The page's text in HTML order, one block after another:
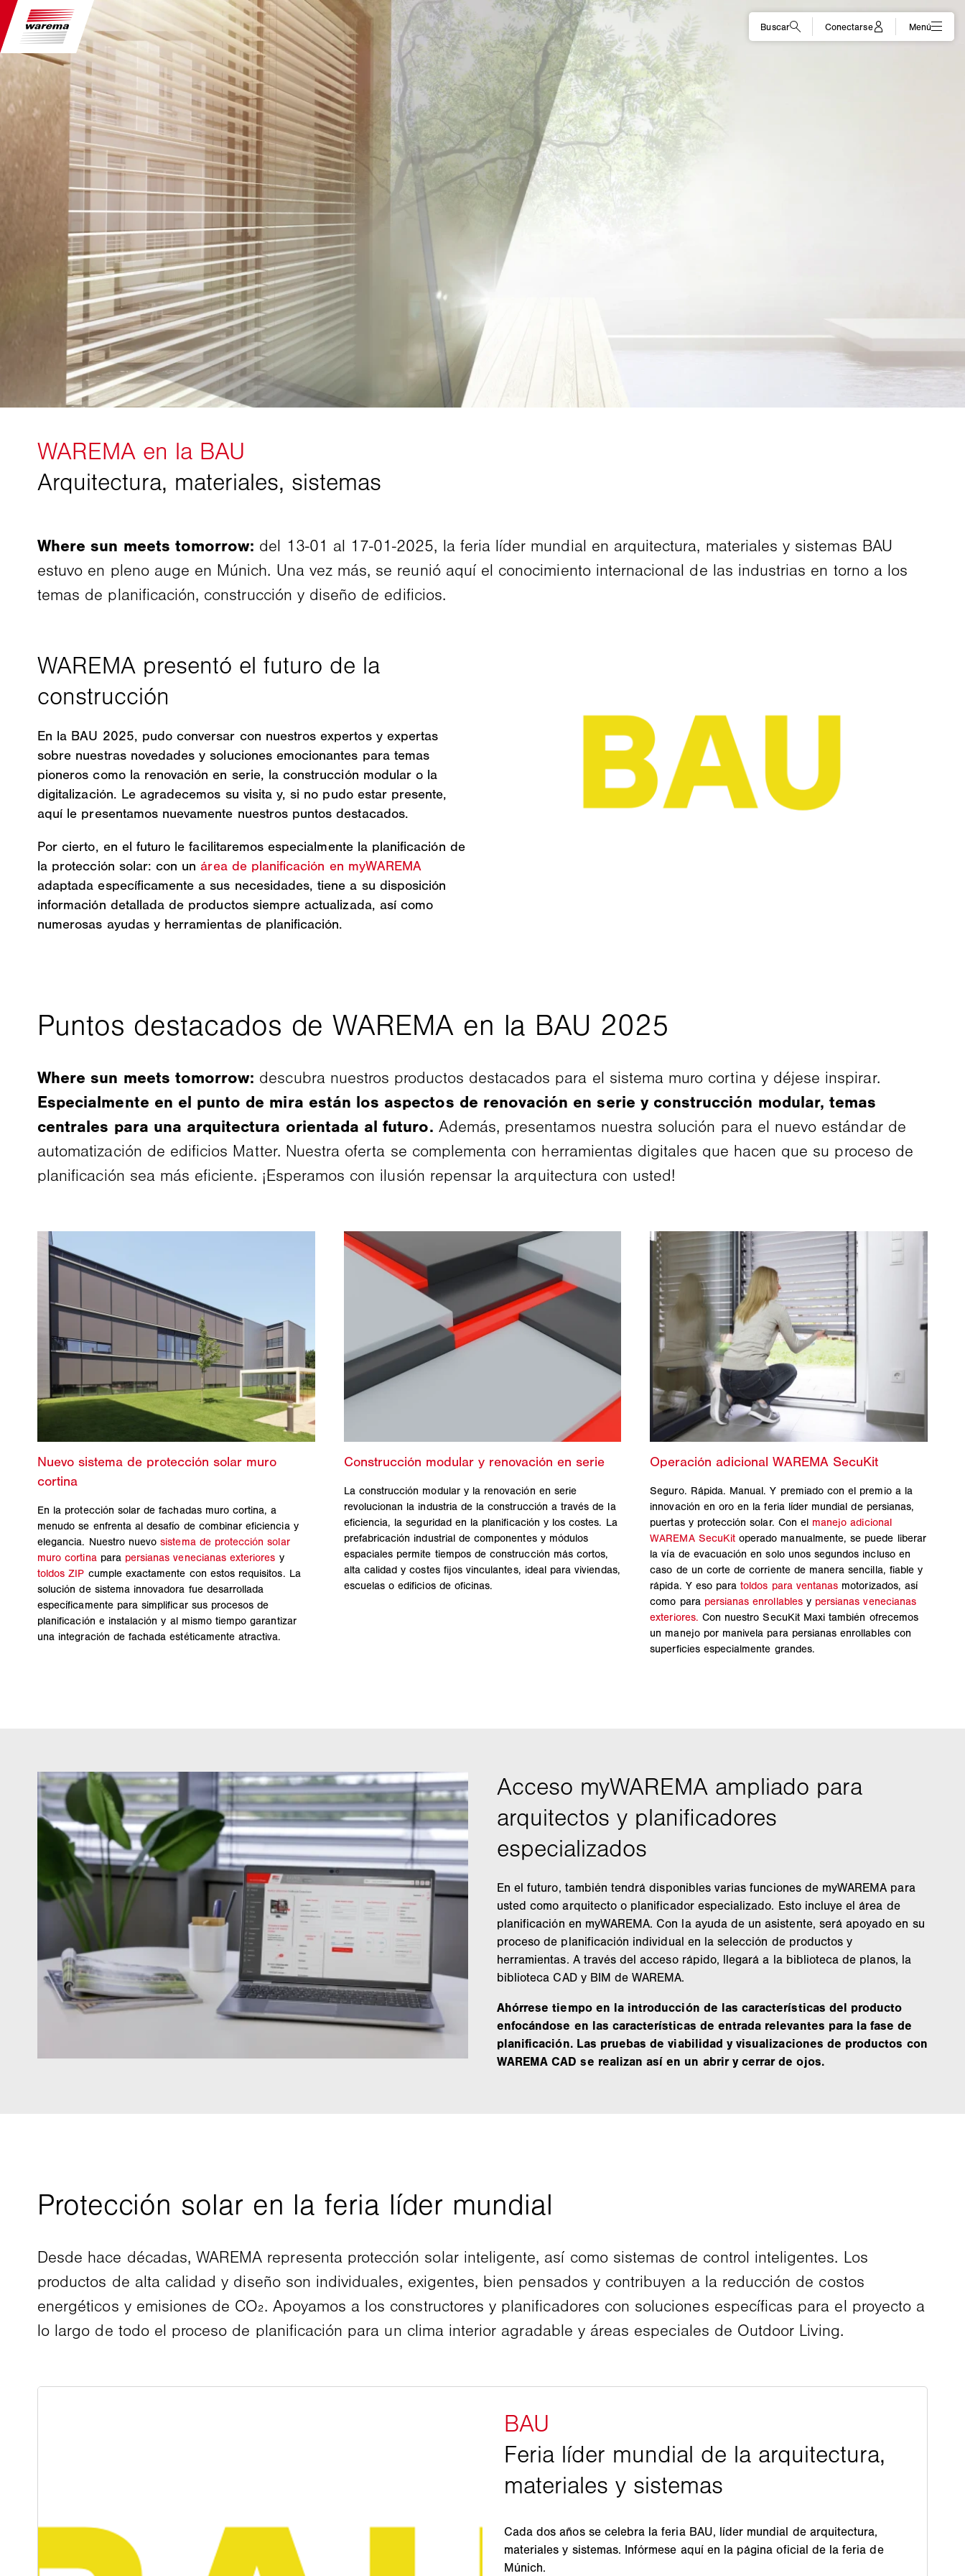
Where sun meets tomorrow: del 13-01 al 17-01-2025, la feria líder mundial en arquitectura, materiales y sistemas BAU
estuvo en pleno auge en Múnich. Una vez más, se reunió aquí el conocimiento internacional de las industrias en torno a los
temas de planificación, construcción y diseño de edificios.
En la BAU 2025, pudo conversar con nuestros expertos y expertas
sobre nuestras novedades y soluciones emocionantes para temas
pioneros como la renovación en serie, la construcción modular o la
digitalización. Le agradecemos su visita y, si no pudo estar presente,
aquí le presentamos nuevamente nuestros puntos destacados.
Por cierto, en el futuro le facilitaremos especialmente la planificación de
la protección solar: con unárea de planificación en myWAREMA
adaptada específicamente a sus necesidades, tiene a su disposición
información detallada de productos siempre actualizada, así como
numerosas ayudas y herramientas de planificación.
Where sun meets tomorrow: descubra nuestros productos destacados para el sistema muro cortina y déjese inspirar.
Especialmente en el punto de mira están los aspectos de renovación en serie y construcción modular, temas
centrales para una arquitectura orientada al futuro. Además, presentamos nuestra solución para el nuevo estándar de
automatización de edificios Matter. Nuestra oferta se complementa con herramientas digitales que hacen que su proceso de
planificación sea más eficiente. ¡Esperamos con ilusión repensar la arquitectura con usted!
En la protección solar de fachadas muro cortina, a
menudo se enfrenta al desafío de combinar eficiencia y
elegancia. Nuestro nuevosistema de protección solar
muro cortinapara persianas venecianas exteriores y
toldos ZIP cumple exactamente con estos requisitos. La
solución de sistema innovadora fue desarrollada
específicamente para simplificar sus procesos de
planificación e instalación y al mismo tiempo garantizar
una integración de fachada estéticamente atractiva.
La construcción modular y la renovación en serie
revolucionan la industria de la construcción a través de la
eficiencia, la seguridad en la planificación y los costes. La
prefabricación industrial de componentes y módulos
espaciales permite tiempos de construcción más cortos,
alta calidad y costes fijos vinculantes, ideal para viviendas,
escuelas o edificios de oficinas.
Seguro. Rápida. Manual. Y premiado con el premio a la
innovación en oro en la feria líder mundial de persianas,
puertas y protección solar. Con el manejo adicional
WAREMA SecuKitoperado manualmente, se puede liberar
la vía de evacuación en solo unos segundos incluso en
caso de un corte de corriente de manera sencilla, fiable y
rápida. Y eso paratoldos para ventanas motorizados, así
como para persianas enrollablesy persianas venecianas
exteriores. Con nuestro SecuKit Maxi también ofrecemos
un manejo por manivela para persianas enrollables con
superficies especialmente grandes.
En el futuro, también tendrá disponibles varias funciones de myWAREMA para
usted como arquitecto o planificador especializado. Esto incluye el área de
planificación en myWAREMA. Con la ayuda de un asistente, será apoyado en su
proceso de planificación individual en la selección de productos y
herramientas. A través del acceso rápido, llegará a la biblioteca de planos, la
biblioteca CAD y BIM de WAREMA.
Ahórrese tiempo en la introducción de las características del producto
enfocándose en las características de entrada relevantes para la fase de
planificación. Las pruebas de viabilidad y visualizaciones de productos con
WAREMA CAD se realizan así en un abrir y cerrar de ojos.
Desde hace décadas, WAREMA representa protección solar inteligente, así como sistemas de control inteligentes. Los
productos de alta calidad y diseño son individuales, exigentes, bien pensados y contribuyen a la reducción de costos
energéticos y emisiones de CO₂. Apoyamos a los constructores y planificadores con soluciones específicas para el proyecto a
lo largo de todo el proceso de planificación para un clima interior agradable y áreas especiales de Outdoor Living.
Cada dos años se celebra la feria BAU, líder mundial de arquitectura,
materiales y sistemas. Infórmese aquí en la página oficial de la feria de
Múnich.